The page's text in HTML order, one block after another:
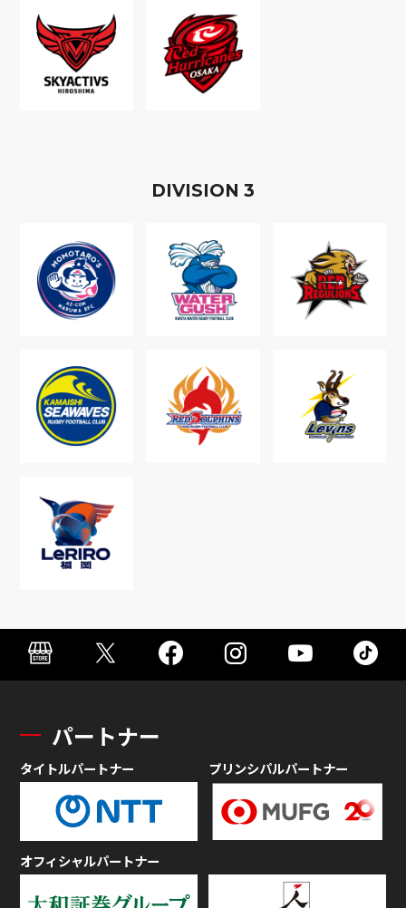
DIVISION 3
パートナー
タイトルパートナー プリンシパルパートナー
オフィシャルパートナー